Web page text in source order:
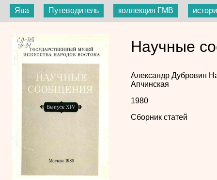
Ява Путеводитель коллекция ГМВ
Научные
Александр Дубровин
Апчинская
1980
Сборник статей